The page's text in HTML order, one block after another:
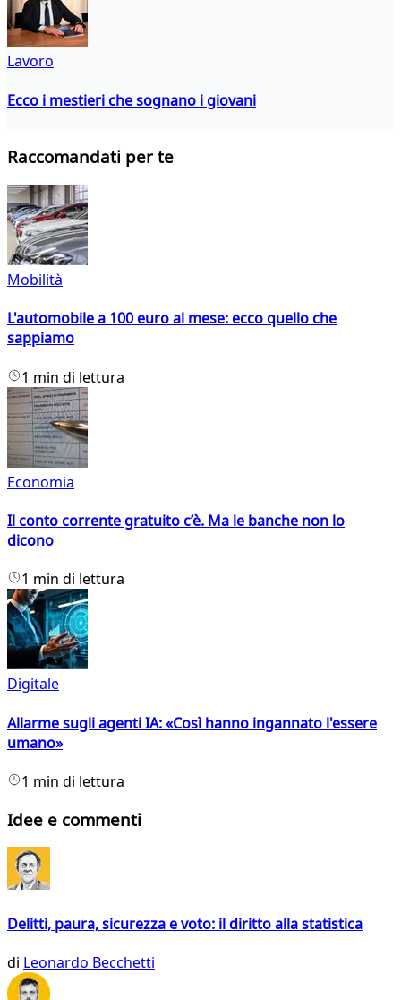
Lavoro
Ecco i mestieri che sognano i giovani
Raccomandati per te
Mobilità
L'automobile a 100 euro al mese: ecco quello che
sappiamo
1 min di lettura
Economia
Il conto corrente gratuito c’è. Ma le banche non lo
dicono
1 min di lettura
Digitale
Allarme sugli agenti IA: «Così hanno ingannato l'essere
umano»
1 min di lettura
Idee e commenti
Delitti, paura, sicurezza e voto: il diritto alla statistica
di Leonardo Becchetti